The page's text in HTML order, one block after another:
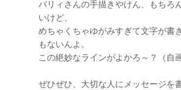
バリィさんの手描きやけん、もちろ
いけど、
めちゃくちゃゆがみすぎて文字が書
もないんよ。
この絶妙なラインがよかろ～？（自
ぜひぜひ、大切な人にメッセージを